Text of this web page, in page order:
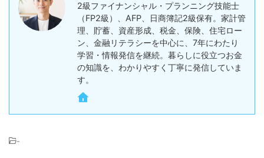
2級ファイナンシャル・プランニング技能士
（FP2級）、AFP、日商簿記2級保有。家計管
理、貯蓄、資産形成、税金、保険、住宅ロー
ン、金融リテラシーを中心に、7年にわたり
学習・情報発信を継続。暮らしに役立つお金
の知識を、わかりやすく丁寧に発信していま
す。
-